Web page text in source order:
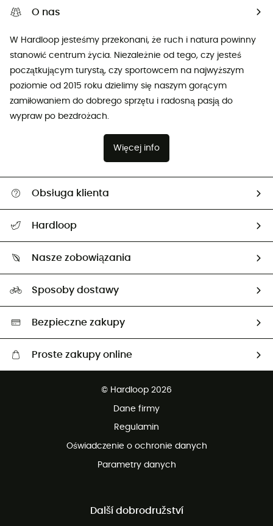
O nas
W Hardloop jesteśmy przekonani, że ruch i natura powinny
stanowić centrum życia. Niezależnie od tego, czy jesteś
początkującym turystą, czy sportowcem na najwyższym
poziomie od 2015 roku dzielimy się naszym gorącym
zamiłowaniem do dobrego sprzętu i radosną pasją do
wypraw po bezdrożach.
Więcej info
Obsługa klienta
Zwrot artykułów i zwrot środków
Hardloop
Ambasadorzy
Nasze zobowiązania
Wybrane produkty eko
Sposoby dostawy
Bezpieczne zakupy
Proste zakupy online
© Hardloop 2026
Dane firmy
Regulamin
Oświadczenie o ochronie danych
Parametry danych
Další dobrodružství